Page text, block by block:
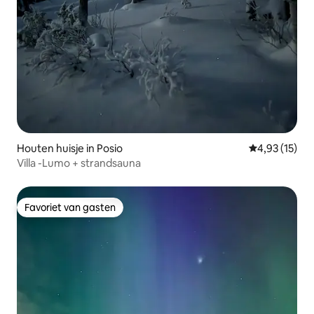
Houten huisje in Posio Gemiddelde
4,93 (15)
Villa -Lumo + strandsauna
Favoriet van gasten
Favoriet van gasten